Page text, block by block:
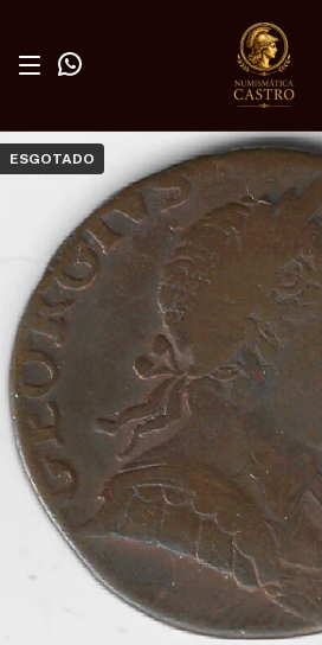
ESGOTADO